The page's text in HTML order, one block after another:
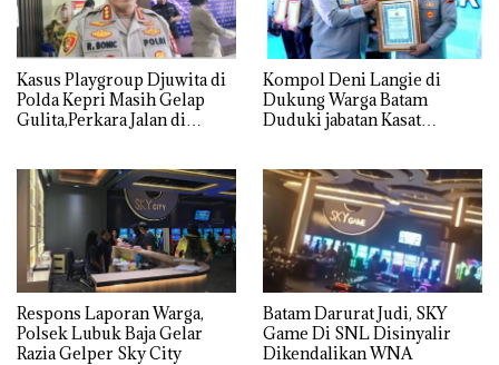
Kasus Playgroup Djuwita di
Polda Kepri Masih Gelap
Gulita,Perkara Jalan di
Kompol Deni Langie di
Dukung Warga Batam
Duduki jabatan Kasat
Respons Laporan Warga,
Polsek Lubuk Baja Gelar
Razia Gelper Sky City
Batam Darurat Judi, SKY
Game Di SNL Disinyalir
Dikendalikan WNA